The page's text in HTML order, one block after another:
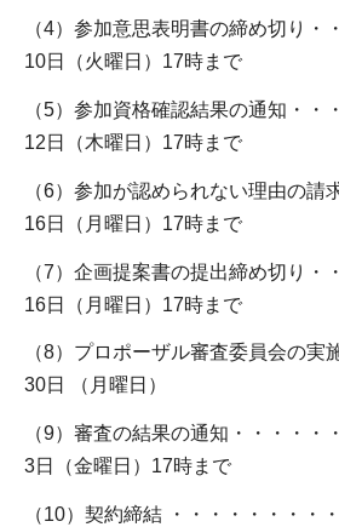
（4）参加意思表明書の締め切り・
10日（火曜日）17時まで
（5）参加資格確認結果の通知・・
12日（木曜日）17時まで
（6）参加が認められない理由の請
16日（月曜日）17時まで
（7）企画提案書の提出締め切り・
16日（月曜日）17時まで
（8）プロポーザル審査委員会の実
30日 （月曜日）
（9）審査の結果の通知・・・・・
3日（金曜日）17時まで
（10）契約締結 ・・・・・・・・